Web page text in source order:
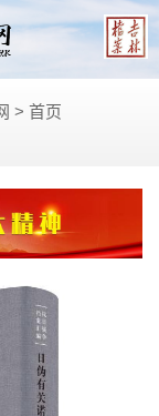
> 首页